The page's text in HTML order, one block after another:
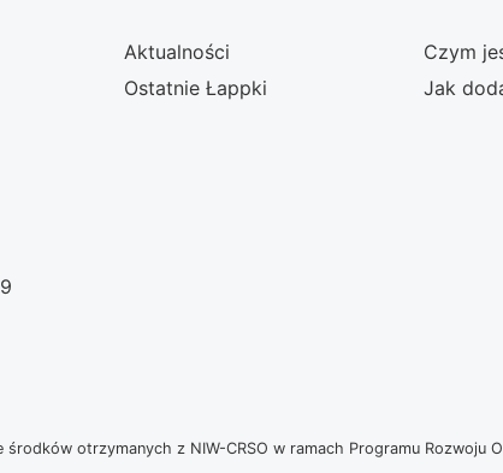
Aktualności
Ostatnie Łappki
Czym
Jak
środków otrzymanych z NIW-CRSO w ramach Programu Rozwoju